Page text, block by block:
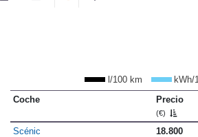
l/100 km kWh/
Coche
Precio
(€)
Scénic
18.800